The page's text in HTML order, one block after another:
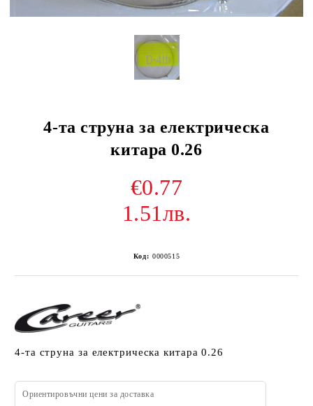
4-та струна за електрическа
китара 0.26
€0.77
1.51лв.
Код: 0000515
4-та струна за електрическа китара 0.26
Ориентировъчни цени за доставка